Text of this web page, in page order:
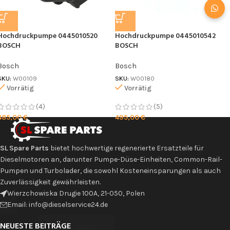
0445010520
W00109
Vorrätig
(4)
€
Hochdruckpumpe 0445010542
BOSCH
Bosch
SKU: W00180
Vorrätig
(5)
495,00€
SL Spare Parts bietet hochwertige regenerierte Ersatzteile für
Dieselmotoren an, darunter Pumpe-Düse-Einheiten, Common-Rail-
Pumpen und Turbolader, die sowohl Kosteneinsparungen als auch
Zuverlässigkeit gewährleisten.
Wierzchowiska Drugie 100A, 21-050, Polen
Email: info@dieselservice24.de
NEUESTE BEITRÄGE